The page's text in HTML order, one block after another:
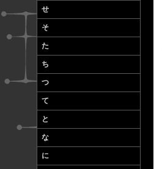
せ
そ
た
ち
つ
て
と
な
に